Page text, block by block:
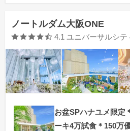
ノートルダム大阪ONE
口コミ評価
4.1 ユニバーサルシテ
お盆SPハナユメ限定
ーキ4万試食＊150万